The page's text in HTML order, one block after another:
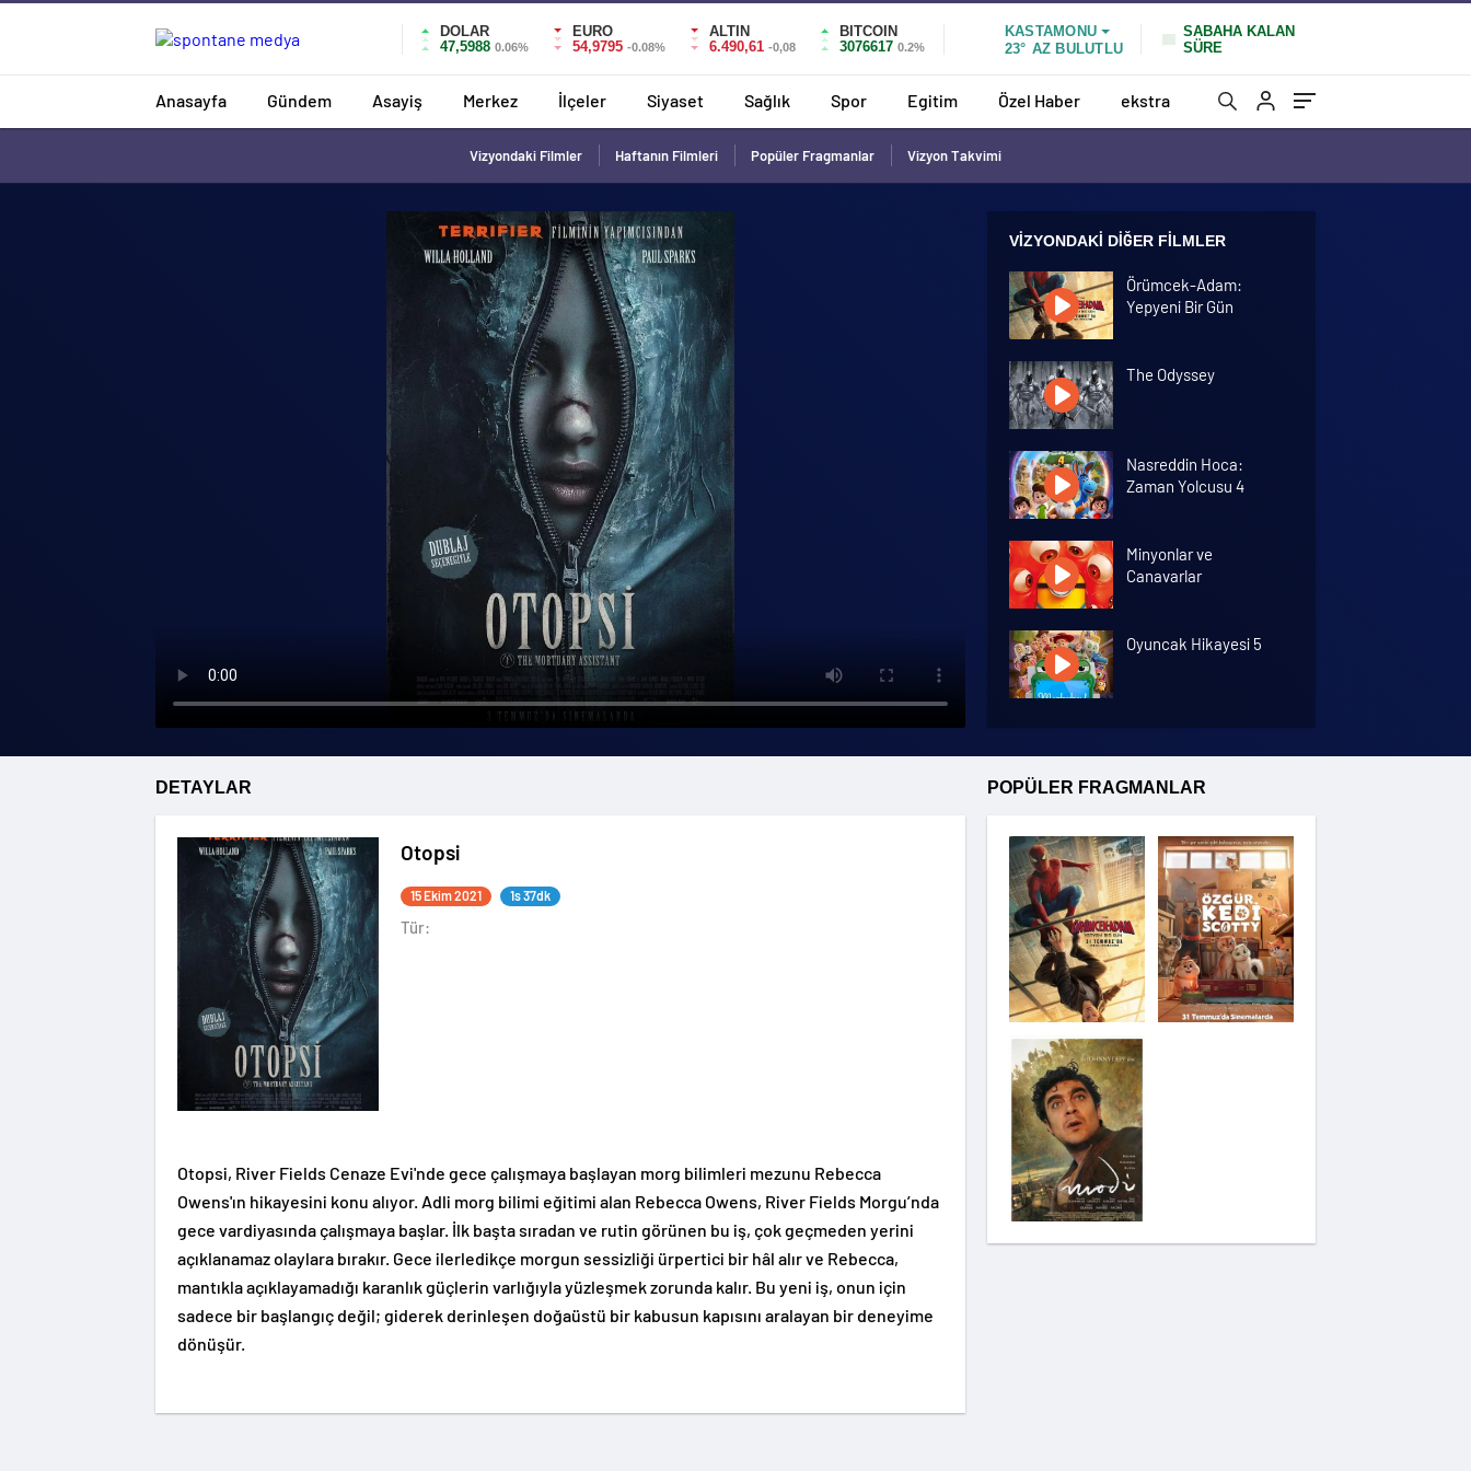
DOLAR
47,5988 0.06%
EURO
54,9795 -0.08%
ALTIN
6.490,61 -0,08
BITCOIN
3076617 0.2%
KASTAMONU
23° AZ BULUTLU
SABAHA KALAN
SÜRE
Anasayfa Gündem Asayiş Merkez İlçeler Siyaset Sağlık Spor Egitim Özel Haber ekstra
Vizyondaki Filmler Haftanın Filmleri Popüler Fragmanlar Vizyon Takvimi
VIZYONDAKI DIĞER FILMLER
Örümcek-Adam:
Yepyeni Bir Gün
The Odyssey
Nasreddin Hoca:
Zaman Yolcusu 4
Minyonlar ve
Canavarlar
Oyuncak Hikayesi 5
Hannas 3
Saplantı
Modi: Deliliğin
Kanadında Üç Gün
Pinokyo: Kanlı Masal
DETAYLAR
Otopsi
15 Ekim 2021 1s 37dk
Tür:
Otopsi, River Fields Cenaze Evi'nde gece çalışmaya başlayan morg bilimleri mezunu Rebecca
Owens'ın hikayesini konu alıyor. Adli morg bilimi eğitimi alan Rebecca Owens, River Fields Morgu’nda
gece vardiyasında çalışmaya başlar. İlk başta sıradan ve rutin görünen bu iş, çok geçmeden yerini
açıklanamaz olaylara bırakır. Gece ilerledikçe morgun sessizliği ürpertici bir hâl alır ve Rebecca,
mantıkla açıklayamadığı karanlık güçlerin varlığıyla yüzleşmek zorunda kalır. Bu yeni iş, onun için
sadece bir başlangıç değil; giderek derinleşen doğaüstü bir kabusun kapısını aralayan bir deneyime
dönüşür.
POPÜLER FRAGMANLAR